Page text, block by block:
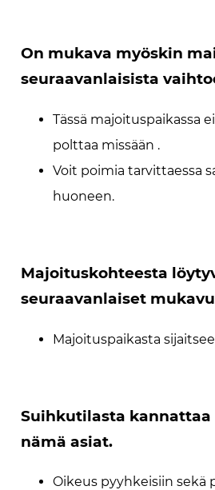
On mukava myöskin
seuraavanlaisista
Tässä majoituspaikassa
polttaa missään .
Voit poimia tarvittaessa
huoneen.
Majoituskohteesta
seuraavanlaiset
Majoituspaikasta
Suihkutilasta
nämä asiat.
Oikeus pyyhkeisiin sekä